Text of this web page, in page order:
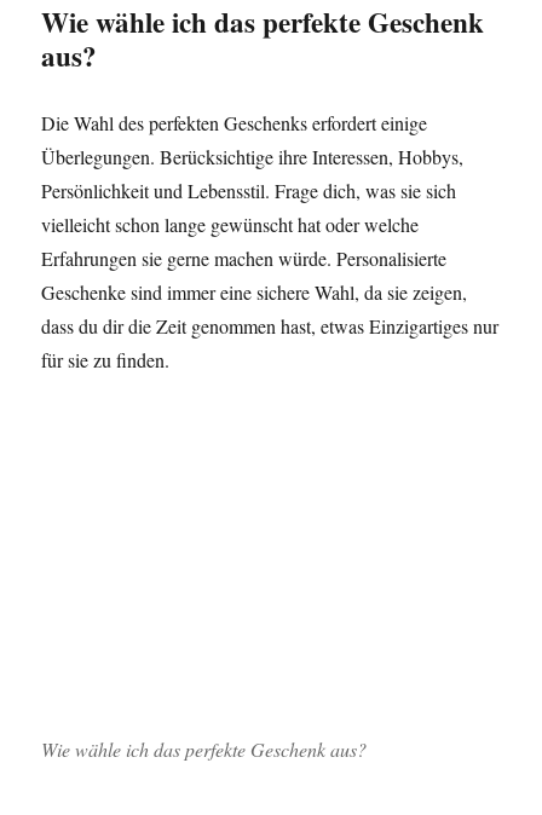
Wie wähle ich das perfekte Geschenk
aus?
Die Wahl des perfekten Geschenks erfordert einige
Überlegungen. Berücksichtige ihre Interessen, Hobbys,
Persönlichkeit und Lebensstil. Frage dich, was sie sich
vielleicht schon lange gewünscht hat oder welche
Erfahrungen sie gerne machen würde. Personalisierte
Geschenke sind immer eine sichere Wahl, da sie zeigen,
dass du dir die Zeit genommen hast, etwas Einzigartiges nur
für sie zu finden.
Wie wähle ich das perfekte Geschenk aus?